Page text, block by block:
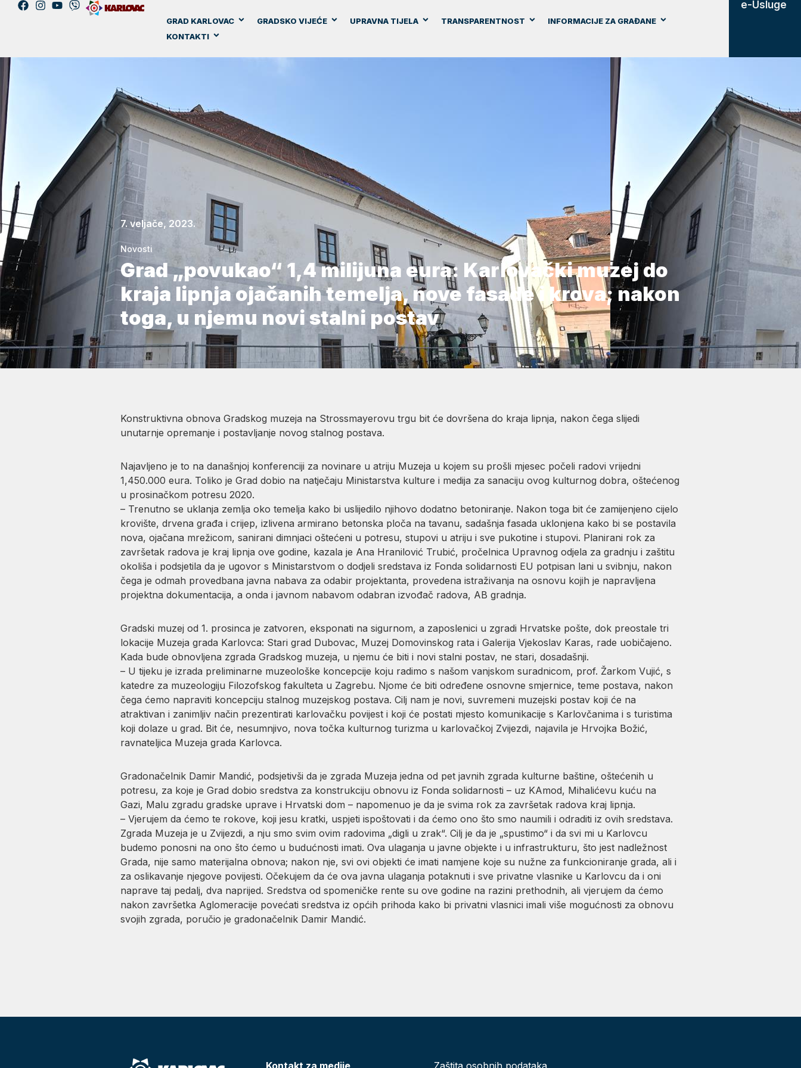
GRAD KARLOVAC GRADSKO VIJEĆE UPRAVNA TIJELA TRANSPARENTNOST
INFORMACIJE ZA GRAĐANE
KONTAKTI
e-Usluge
7. veljače, 2023.
Novosti
Grad „povukao“ 1,4 milijuna eura: Karlovački muzej do
kraja lipnja ojačanih temelja, nove fasade i krova; nakon
toga, u njemu novi stalni postav
Konstruktivna obnova Gradskog muzeja na Strossmayerovu trgu bit će dovršena do kraja lipnja, nakon čega slijedi
unutarnje opremanje i postavljanje novog stalnog postava.
Najavljeno je to na današnjoj konferenciji za novinare u atriju Muzeja u kojem su prošli mjesec počeli radovi vrijedni
1,450.000 eura. Toliko je Grad dobio na natječaju Ministarstva kulture i medija za sanaciju ovog kulturnog dobra, oštećenog
u prosinačkom potresu 2020.
– Trenutno se uklanja zemlja oko temelja kako bi uslijedilo njihovo dodatno betoniranje. Nakon toga bit će zamijenjeno cijelo
krovište, drvena građa i crijep, izlivena armirano betonska ploča na tavanu, sadašnja fasada uklonjena kako bi se postavila
nova, ojačana mrežicom, sanirani dimnjaci oštećeni u potresu, stupovi u atriju i sve pukotine i stupovi. Planirani rok za
završetak radova je kraj lipnja ove godine, kazala je Ana Hranilović Trubić, pročelnica Upravnog odjela za gradnju i zaštitu
okoliša i podsjetila da je ugovor s Ministarstvom o dodjeli sredstava iz Fonda solidarnosti EU potpisan lani u svibnju, nakon
čega je odmah provedbana javna nabava za odabir projektanta, provedena istraživanja na osnovu kojih je napravljena
projektna dokumentacija, a onda i javnom nabavom odabran izvođač radova, AB gradnja.
Gradski muzej od 1. prosinca je zatvoren, eksponati na sigurnom, a zaposlenici u zgradi Hrvatske pošte, dok preostale tri
lokacije Muzeja grada Karlovca: Stari grad Dubovac, Muzej Domovinskog rata i Galerija Vjekoslav Karas, rade uobičajeno.
Kada bude obnovljena zgrada Gradskog muzeja, u njemu će biti i novi stalni postav, ne stari, dosadašnji.
– U tijeku je izrada preliminarne muzeološke koncepcije koju radimo s našom vanjskom suradnicom, prof. Žarkom Vujić, s
katedre za muzeologiju Filozofskog fakulteta u Zagrebu. Njome će biti određene osnovne smjernice, teme postava, nakon
čega ćemo napraviti koncepciju stalnog muzejskog postava. Cilj nam je novi, suvremeni muzejski postav koji će na
atraktivan i zanimljiv način prezentirati karlovačku povijest i koji će postati mjesto komunikacije s Karlovčanima i s turistima
koji dolaze u grad. Bit će, nesumnjivo, nova točka kulturnog turizma u karlovačkoj Zvijezdi, najavila je Hrvojka Božić,
ravnateljica Muzeja grada Karlovca.
Gradonačelnik Damir Mandić, podsjetivši da je zgrada Muzeja jedna od pet javnih zgrada kulturne baštine, oštećenih u
potresu, za koje je Grad dobio sredstva za konstrukciju obnovu iz Fonda solidarnosti – uz KAmod, Mihalićevu kuću na
Gazi, Malu zgradu gradske uprave i Hrvatski dom – napomenuo je da je svima rok za završetak radova kraj lipnja.
– Vjerujem da ćemo te rokove, koji jesu kratki, uspjeti ispoštovati i da ćemo ono što smo naumili i odraditi iz ovih sredstava.
Zgrada Muzeja je u Zvijezdi, a nju smo svim ovim radovima „digli u zrak“. Cilj je da je „spustimo“ i da svi mi u Karlovcu
budemo ponosni na ono što ćemo u budućnosti imati. Ova ulaganja u javne objekte i u infrastrukturu, što jest nadležnost
Grada, nije samo materijalna obnova; nakon nje, svi ovi objekti će imati namjene koje su nužne za funkcioniranje grada, ali i
za oslikavanje njegove povijesti. Očekujem da će ova javna ulaganja potaknuti i sve privatne vlasnike u Karlovcu da i oni
naprave taj pedalj, dva naprijed. Sredstva od spomeničke rente su ove godine na razini prethodnih, ali vjerujem da ćemo
nakon završetka Aglomeracije povećati sredstva iz općih prihoda kako bi privatni vlasnici imali više mogućnosti za obnovu
svojih zgrada, poručio je gradonačelnik Damir Mandić.
Kontakt za medije Zaštita osobnih podataka